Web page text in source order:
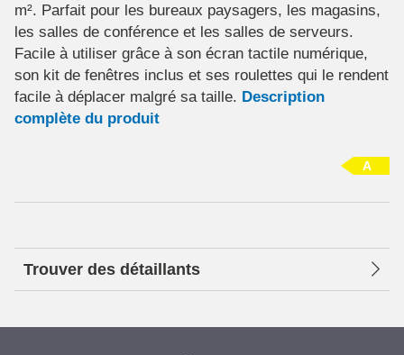
m². Parfait pour les bureaux paysagers, les magasins,
les salles de conférence et les salles de serveurs.
Facile à utiliser grâce à son écran tactile numérique,
son kit de fenêtres inclus et ses roulettes qui le rendent
facile à déplacer malgré sa taille. Description
complète du produit
A
Trouver des détaillants